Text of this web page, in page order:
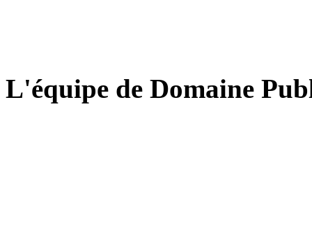
L'équipe de Domaine